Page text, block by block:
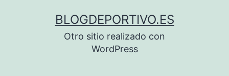
BLOGDEPORTIVO.ES
Otro sitio realizado con
WordPress